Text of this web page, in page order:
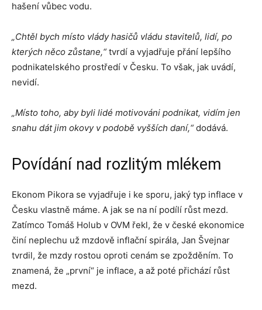
hašení vůbec vodu.
„Chtěl bych místo vlády hasičů vládu stavitelů, lidí, po
kterých něco zůstane,“tvrdí a vyjadřuje přání lepšího
podnikatelského prostředí v Česku. To však, jak uvádí,
nevidí.
„Místo toho, aby byli lidé motivováni podnikat, vidím jen
snahu dát jim okovy v podobě vyšších daní,“dodává.
Povídání nad rozlitým mlékem
Ekonom Pikora se vyjadřuje i ke sporu, jaký typ inflace v
Česku vlastně máme. A jak se na ní podílí růst mezd.
Zatímco Tomáš Holub v OVM řekl, že v české ekonomice
činí neplechu už mzdově inflační spirála, Jan Švejnar
tvrdil, že mzdy rostou oproti cenám se zpožděním. To
znamená, že „první“ je inflace, a až poté přichází růst
mezd.